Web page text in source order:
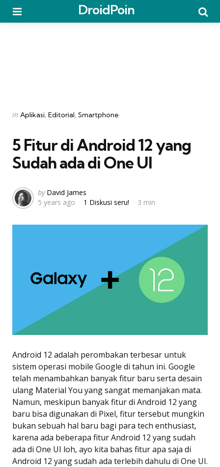
DroidPoin
Categories
Posted
in Aplikasi Editorial Smartphone
5 Fitur di Android 12 yang
Sudah ada di One UI
Posted
by
by David James
5 years ago
1 Diskusi seru! 3 min
Android 12 adalah perombakan terbesar untuk
sistem operasi mobile Google di tahun ini. Google
telah menambahkan banyak fitur baru serta desain
ulang Material You yang sangat memanjakan mata.
Namun, meskipun banyak fitur di Android 12 yang
baru bisa digunakan di Pixel, fitur tersebut mungkin
bukan sebuah hal baru bagi para tech enthusiast,
karena ada beberapa fitur Android 12 yang sudah
ada di One UI loh, ayo kita bahas fitur apa saja di
Android 12 yang sudah ada terlebih dahulu di One UI.